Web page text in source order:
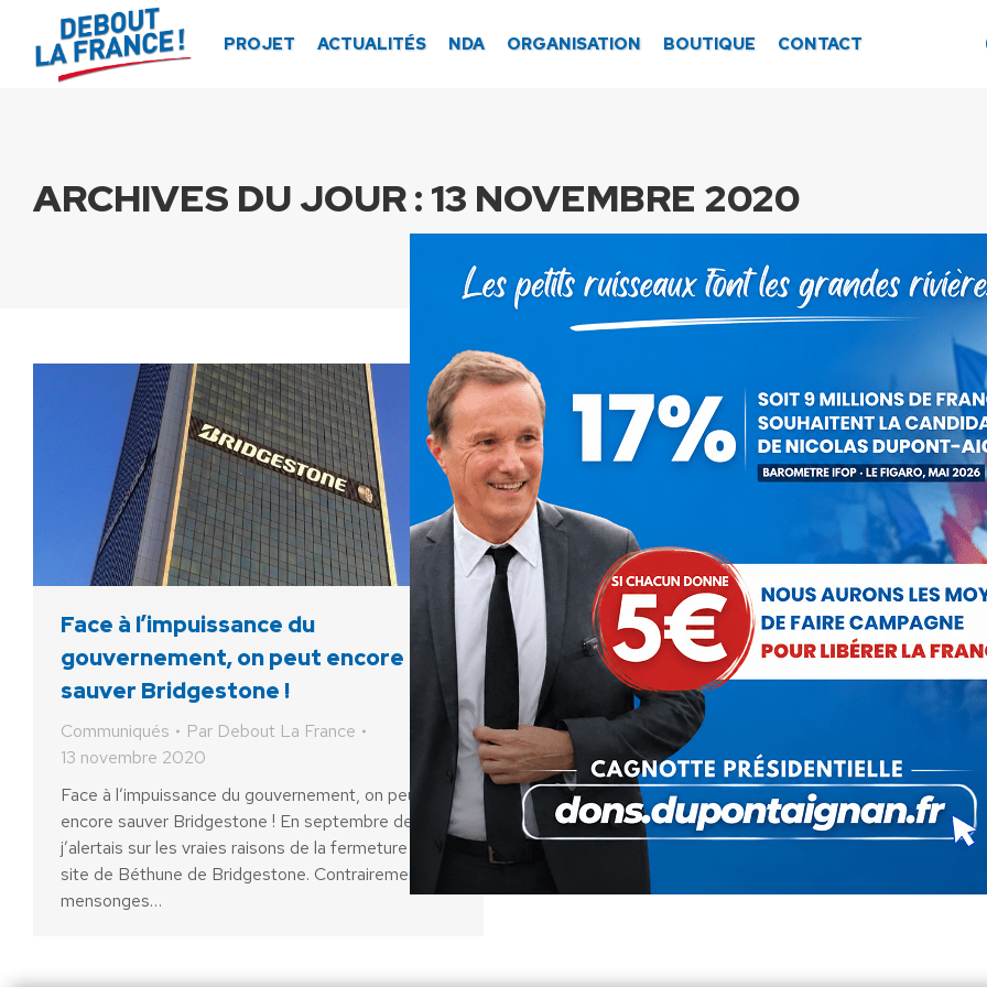
PROJET ACTUALITÉS NDA ORGANISATION BOUTIQUE CONTACT
ARCHIVES DU JOUR : 13 NOVEMBRE 2020
Face à l’impuissance du
gouvernement, on peut encore
sauver Bridgestone !
Communiqués Par Debout La France
13 novembre 2020
Face à l’impuissance du gouvernement, on peut
encore sauver Bridgestone ! En septembre dernier,
j’alertais sur les vraies raisons de la fermeture du
site de Béthune de Bridgestone. Contrairement aux
mensonges…
Nicolas Dupont-Aignan invité sur
CNews (13 novembre 2020)
Vidéo Par Nicolas Dupont-Aignan
13 novembre 2020
Panneau de gestion des cookies